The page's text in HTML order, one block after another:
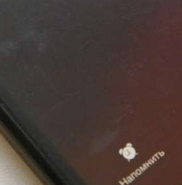
„Арбузный переполох“
нарастили экспорт:
3,6 млн долларов